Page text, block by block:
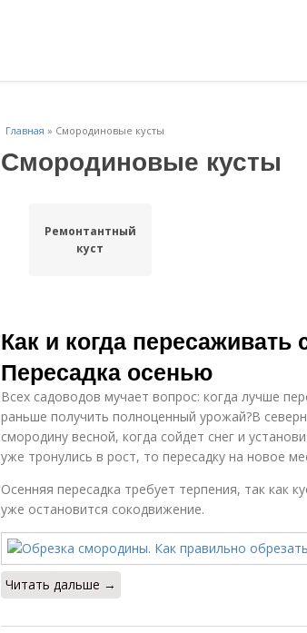
Главная » Смородиновые кусты
Смородиновые кусты
Ремонтантный
куст
Как и когда
Пересадка осенью
Всех садоводов мучает вопрос: когда лучше
раньше получить полноценный урожай?В
смородину весной, когда сойдет снег и
уже тронулись в рост, то пересадку на новое
Осенняя пересадка требует терпения, так как
уже остановится сокодвижение.
Читать дальше →